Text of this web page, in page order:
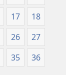
nke
Akwụkwọ
Nsọ
(Nke
Mkpo
17
18
26
27
35
36